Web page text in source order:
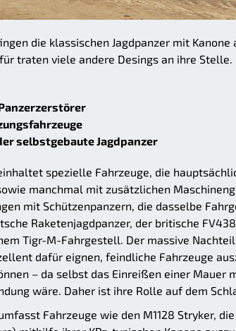
die klassischen Jagdpanzer mit
traten viele andere Desings an ihre
selbstgebaute Jagdpanzer
spezielle Fahrzeuge, die
manchmal mit zusätzlichen
mit Schützenpanzern, die dasselbe
Raketenjagdpanzer, der britische
Tigr-M-Fahrgestell. Der massive
dafür eignen, feindliche Fahrzeuge
– da selbst das Einreißen einer Mauer
wäre. Daher ist ihre Rolle auf dem
Fahrzeuge wie den M1128 Stryker,